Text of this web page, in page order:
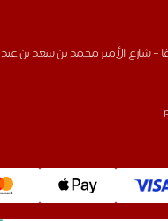
الأمير محمد بن سعد بن عبدالعزيز